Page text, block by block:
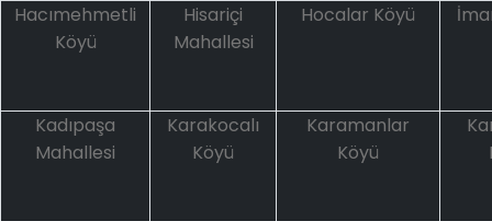
Hacımehmetli
Köyü
Hisariçi
Mahallesi
Hocalar Köyü
Kadıpaşa
Mahallesi
Karakocalı
Köyü
Karamanlar
Köyü